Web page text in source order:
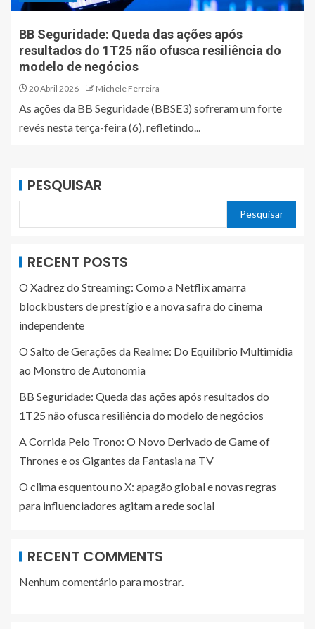
BB Seguridade: Queda das ações após
resultados do 1T25 não ofusca resiliência do
modelo de negócios
20 Abril 2026 Michele Ferreira
As ações da BB Seguridade (BBSE3) sofreram um forte
revés nesta terça-feira (6), refletindo...
PESQUISAR
Pesquisar
RECENT POSTS
O Xadrez do Streaming: Como a Netflix amarra
blockbusters de prestígio e a nova safra do cinema
independente
O Salto de Gerações da Realme: Do Equilíbrio Multimídia
ao Monstro de Autonomia
BB Seguridade: Queda das ações após resultados do
1T25 não ofusca resiliência do modelo de negócios
A Corrida Pelo Trono: O Novo Derivado de Game of
Thrones e os Gigantes da Fantasia na TV
O clima esquentou no X: apagão global e novas regras
para influenciadores agitam a rede social
RECENT COMMENTS
Nenhum comentário para mostrar.